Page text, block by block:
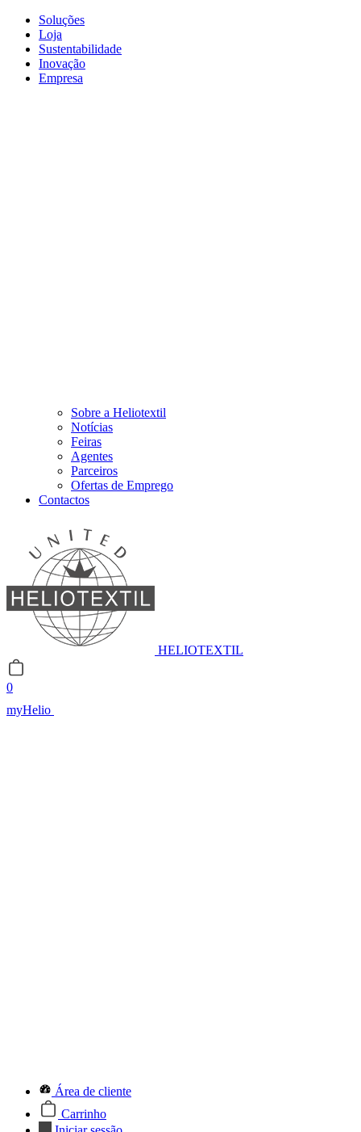
Soluções
Loja
Sustentabilidade
Inovação
Empresa
Sobre a Heliotextil
Notícias
Feiras
Agentes
Parceiros
Ofertas de Emprego
Contactos
HELIOTEXTIL
0
myHelio
Área de cliente
Carrinho